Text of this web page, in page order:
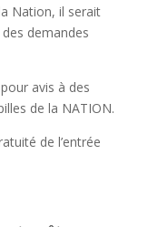
Nation, il serait
demandes
avis à des
de la NATION.
de l’entrée